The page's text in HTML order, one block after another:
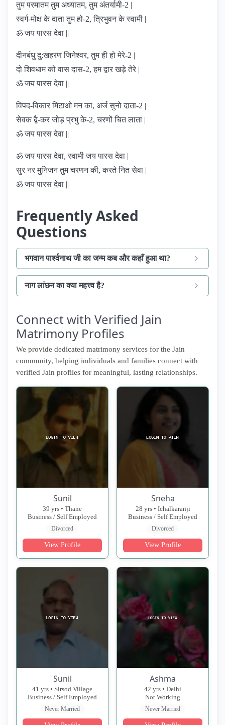
तुम परमातम तुम अध्यातम, तुम अंतर्यामी-2 |
स्वर्ग-मोक्ष के दाता तुम हो-2, त्रिभुवन के स्वामी |
ॐ जय पारस देवा ||
दीनबंधु दु:खहरण जिनेश्वर, तुम ही हो मेरे-2 |
दो शिवधाम को वास दास-2, हम द्वार खड़े तेरे |
ॐ जय पारस देवा ||
विपद-विकार मिटाओ मन का, अर्ज सुनो दाता-2 |
सेवक द्वै-कर जोड़ प्रभु के-2, चरणों चित लाता |
ॐ जय पारस देवा ||
ॐ जय पारस देवा, स्वामी जय पारस देवा |
सुर नर मुनिजन तुम चरणन की, करते नित सेवा |
ॐ जय पारस देवा ||
Frequently Asked
Questions
भगवान पार्श्वनाथ जी का जन्म कब और कहाँ हुआ था?
नाग लांछन का क्या महत्त्व है?
Connect with Verified Jain
Matrimony Profiles
We provide dedicated matrimony services for the Jain
community, helping individuals and families connect with
verified Jain profiles for meaningful, lasting relationships.
Sunil
39 yrs • Thane
Business / Self Employed
Divorced
View Profile
Sneha
28 yrs • Ichalkaranji
Business / Self Employed
Divorced
View Profile
Sunil
41 yrs • Sirsod Village
Business / Self Employed
Never Married
Ashma
42 yrs • Delhi
Not Working
Never Married